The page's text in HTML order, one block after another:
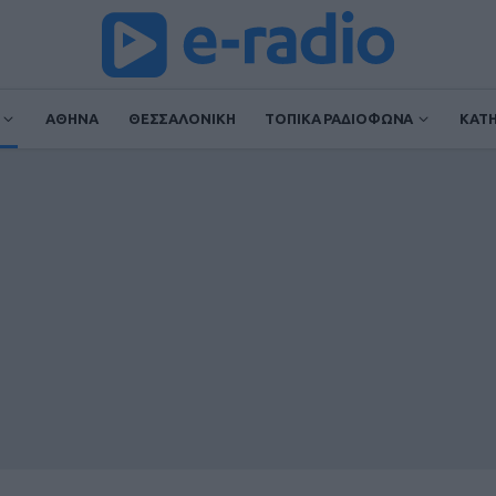
ΑΘΗΝΑ ΘΕΣΣΑΛΟΝΙΚΗ ΤΟΠΙΚΑ ΡΑΔΙΟΦΩΝΑ